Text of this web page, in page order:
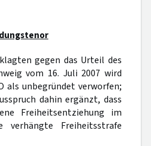
gegen das Urteil des
vom 16. Juli 2007 wird
als unbegründet verworfen;
dahin ergänzt, dass
Freiheitsentziehung im
Freiheitsstrafe